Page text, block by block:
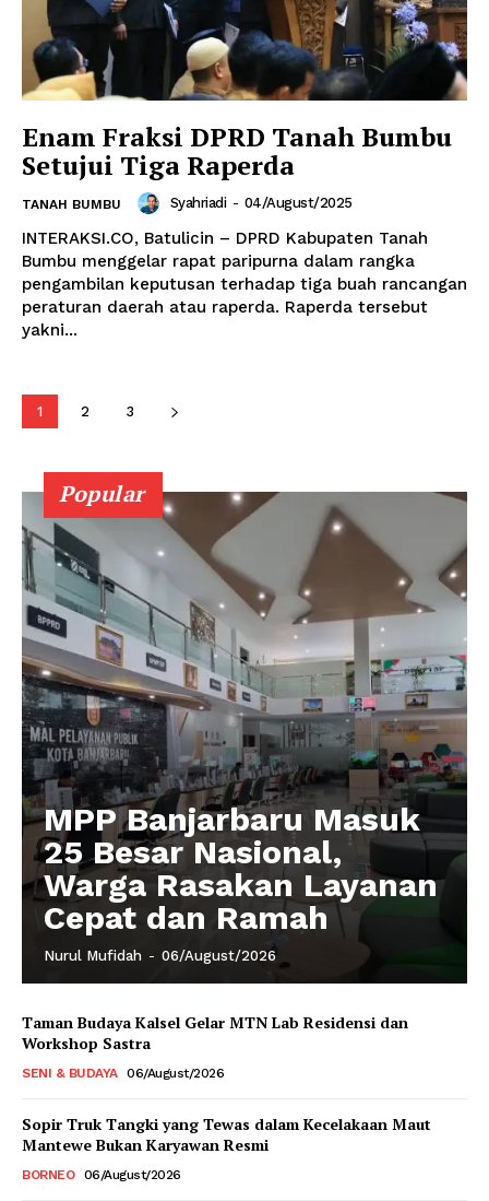
Enam Fraksi DPRD Tanah Bumbu
Setujui Tiga Raperda
TANAH BUMBU Syahriadi - 04/August/2025
INTERAKSI.CO, Batulicin – DPRD Kabupaten Tanah
Bumbu menggelar rapat paripurna dalam rangka
pengambilan keputusan terhadap tiga buah rancangan
peraturan daerah atau raperda. Raperda tersebut
yakni...
1 2 3
Popular
MPP Banjarbaru Masuk
25 Besar Nasional,
Warga Rasakan Layanan
Cepat dan Ramah
Nurul Mufidah - 06/August/2026
Taman Budaya Kalsel Gelar MTN Lab Residensi dan
Workshop Sastra
SENI & BUDAYA 06/August/2026
Sopir Truk Tangki yang Tewas dalam Kecelakaan Maut
Mantewe Bukan Karyawan Resmi
BORNEO 06/August/2026